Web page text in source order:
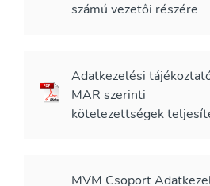
számú vezetői részére
Adatkezelési
MAR szerinti
kötelezettségek
MVM Csoport